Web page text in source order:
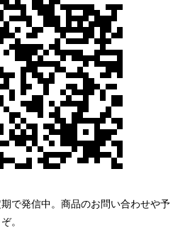
で発信中。商品のお問い合わせや予
。